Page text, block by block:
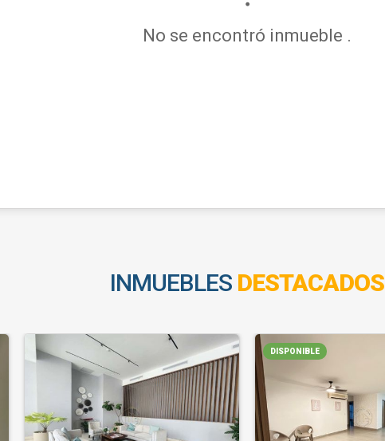
No se encontró inmueble .
INMUEBLES DESTACADOS
DISPONIBLE